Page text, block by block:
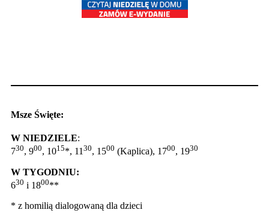
Msze Święte:
W NIEDZIELE:
730, 900, 1015*, 1130, 1500 (Kaplica), 1700, 1930
W TYGODNIU:
630 i 1800**
* z homilią dialogowaną dla dzieci